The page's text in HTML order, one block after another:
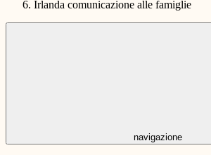
Irlanda comunicazione alle famiglie
navigazione